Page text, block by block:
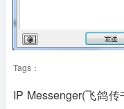
Tags：
IP Messenger(飞鸽